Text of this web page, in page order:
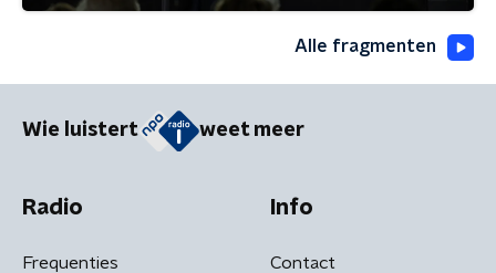
Alle fragmenten
Wie luistert weet meer
Radio
Frequenties
Info
Contact